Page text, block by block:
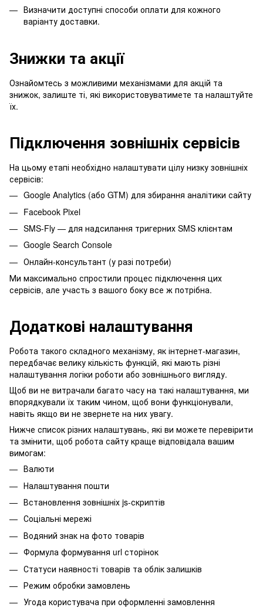
Визначити доступні способи оплати для кожного
варіанту доставки.
Знижки та акції
Ознайомтесь з можливими механізмами для акцій та
знижок, залиште ті, які використовуватимете та налаштуйте
їх.
Підключення зовнішніх сервісів
На цьому етапі необхідно налаштувати цілу низку зовнішніх
сервісів:
Google Analytics (або GTM) для збирання аналітики сайту
Facebook Pixel
SMS-Fly — для надсилання тригерних SMS клієнтам
Google Search Console
Онлайн-консультант (у разі потреби)
Ми максимально спростили процес підключення цих
сервісів, але участь з вашого боку все ж потрібна.
Додаткові налаштування
Робота такого складного механізму, як інтернет-магазин,
передбачає велику кількість функцій, які мають різні
налаштування логіки роботи або зовнішнього вигляду.
Щоб ви не витрачали багато часу на такі налаштування, ми
впорядкували їх таким чином, щоб вони функціонували,
навіть якщо ви не звернете на них увагу.
Нижче список різних налаштувань, які ви можете перевірити
та змінити, щоб робота сайту краще відповідала вашим
вимогам:
Валюти
Налаштування пошти
Встановлення зовнішніх js-скриптів
Соціальні мережі
Водяний знак на фото товарів
Формула формування url сторінок
Статуси наявності товарів та облік залишків
Режим обробки замовлень
Угода користувача при оформленні замовлення